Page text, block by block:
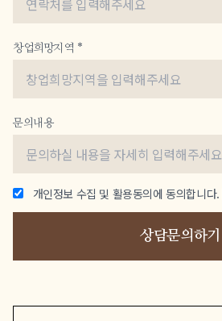
창업희망지역 *
문의내용
개인정보 수집 및 활용동의에 동의합니다.
상담문의하기